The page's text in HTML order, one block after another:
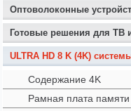
Оптоволоконные
Готовые решения для ТВ
ULTRA HD 8 K (4K)
Содержание 4K
Рамная плата